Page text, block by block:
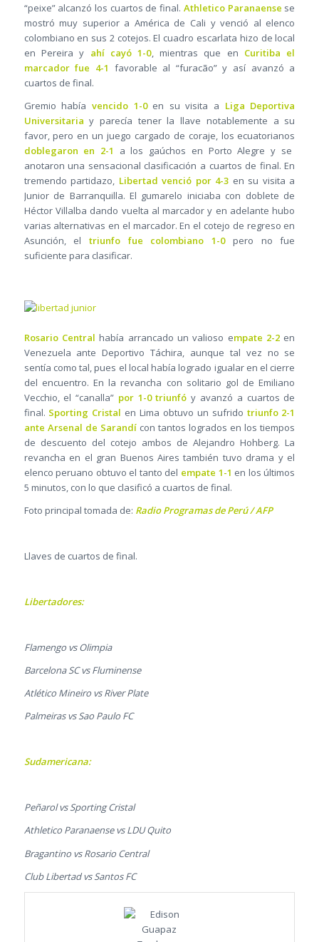
“peixe” alcanzó los cuartos de final. Athletico Paranaense se
mostró muy superior a América de Cali y venció al elenco
colombiano en sus 2 cotejos. El cuadro escarlata hizo de local
en Pereira y ahí cayó 1-0, mientras que en Curitiba el
marcador fue 4-1 favorable al “furacão” y así avanzó a
cuartos de final.
Gremio había vencido 1-0en su visita a Liga Deportiva
Universitaria y parecía tener la llave notablemente a su
favor, pero en un juego cargado de coraje, los ecuatorianos
doblegaron en 2-1
a los gaúchos en Porto Alegre y se
anotaron una sensacional clasificación a cuartos de final. En
tremendo partidazo, Libertad venció por 4-3 en su visita a
Junior de Barranquilla. El gumarelo iniciaba con doblete de
Héctor Villalba dando vuelta al marcador y en adelante hubo
varias alternativas en el marcador. En el cotejo de regreso en
Asunción, eltriunfo fue colombiano 1-0pero no fue
suficiente para clasificar.
Rosario Central había arrancado un valioso empate 2-2 en
Venezuela ante Deportivo Táchira, aunque tal vez no se
sentía como tal, pues el local había logrado igualar en el cierre
del encuentro. En la revancha con solitario gol de Emiliano
Vecchio, el “canalla” por 1-0 triunfó y avanzó a cuartos de
final. Sporting Cristal en Lima obtuvo un sufrido triunfo 2-1
ante Arsenal de Sarandícon tantos logrados en los tiempos
de descuento del cotejo ambos de Alejandro Hohberg. La
revancha en el gran Buenos Aires también tuvo drama y el
elenco peruano obtuvo el tanto del empate 1-1 en los últimos
5 minutos, con lo que clasificó a cuartos de final.
Foto principal tomada de: Radio Programas de Perú / AFP
Llaves de cuartos de final.
Libertadores:
Flamengo vs Olimpia
Barcelona SC vs Fluminense
Atlético Mineiro vs River Plate
Palmeiras vs Sao Paulo FC
Sudamericana:
Peñarol vs Sporting Cristal
Athletico Paranaense vs LDU Quito
Bragantino vs Rosario Central
Club Libertad vs Santos FC